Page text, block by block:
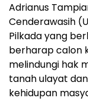
Adrianus
Cenderawasih
Pilkada yang
berharap calon
melindungi hak
tanah ulayat
kehidupan